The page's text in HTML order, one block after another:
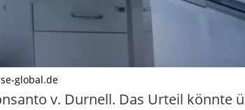
global.de
v. Durnell. Das Urteil könnte